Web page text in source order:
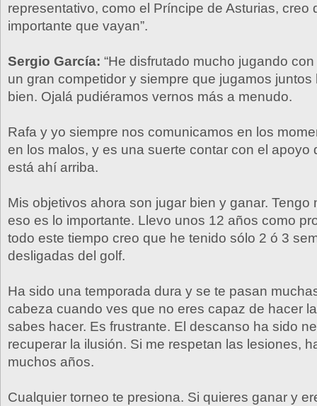
representativo, como el Príncipe de Asturias, creo
importante que vayan”.
Sergio García: “He disfrutado mucho jugando
un gran competidor y siempre que jugamos
bien. Ojalá pudiéramos vernos más a menudo.
Rafa y yo siempre nos comunicamos en los
en los malos, y es una suerte contar con el apoyo
está ahí arriba.
Mis objetivos ahora son jugar bien y ganar. Tengo
eso es lo importante. Llevo unos 12 años como
todo este tiempo creo que he tenido sólo 2 ó 3
desligadas del golf.
Ha sido una temporada dura y se te pasan
cabeza cuando ves que no eres capaz de hacer
sabes hacer. Es frustrante. El descanso ha sido
recuperar la ilusión. Si me respetan las lesiones,
muchos años.
Cualquier torneo te presiona. Si quieres ganar y